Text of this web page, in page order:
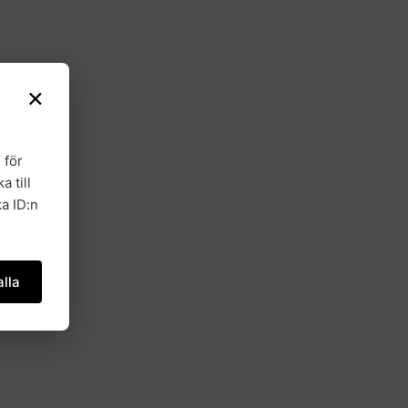
×
för
till
ID:n